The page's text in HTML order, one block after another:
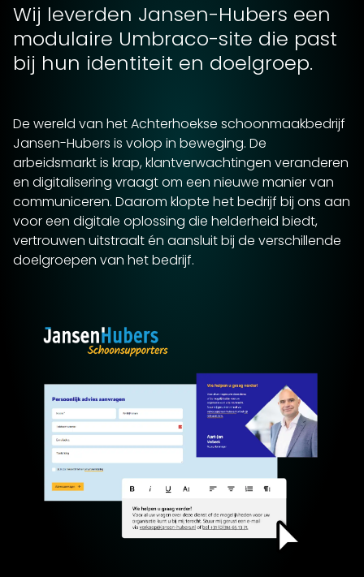
Wij leverden Jansen-Hubers een
modulaire Umbraco-site die past
bij hun identiteit en doelgroep.
De wereld van het Achterhoekse schoonmaakbedrijf
Jansen-Hubers is volop in beweging. De
arbeidsmarkt is krap, klantverwachtingen veranderen
en digitalisering vraagt om een nieuwe manier van
communiceren. Daarom klopte het bedrijf bij ons aan
voor een digitale oplossing die helderheid biedt,
vertrouwen uitstraalt én aansluit bij de verschillende
doelgroepen van het bedrijf.